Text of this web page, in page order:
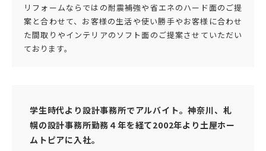
二世帯住宅リフォーム
バリアフリー
バリアフリー施工事例
介護保険事業「らく介」
空き家・空き室の活用
会社情報
採用情報
リフォームならではの耐震補強や省エネのハード面のご提
案と合わせて、お客様の生活や使い勝手やお客様に合わせ
た間取りやインテリアのソフト面のご提案させていただい
ております。
学生時代より設計事務所でアルバイト。神奈川、札
幌の設計事務所勤務４年を経て2002年より土屋ホー
ムトピアに入社。